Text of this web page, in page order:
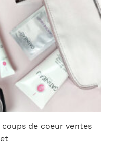
coups de coeur ventes